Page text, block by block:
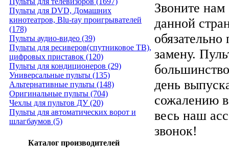
Пульты для DVD, Домашних
кинотеатров, Blu-ray проигрывателей
(178)
Пульты аудио-видео (39)
Пульты для ресиверов(спутниковое ТВ),
цифровых приставок (120)
Пульты для кондиционеров (29)
Универсальные пульты (135)
Альтернативные пульты (148)
Оригинальные пульты (704)
Чехлы для пультов ДУ (20)
Пульты для автоматических ворот и
шлагбаумов (5)
Каталог производителей
Звоните нам
данной
замену.
день
сожалению
весь наш
звонок!